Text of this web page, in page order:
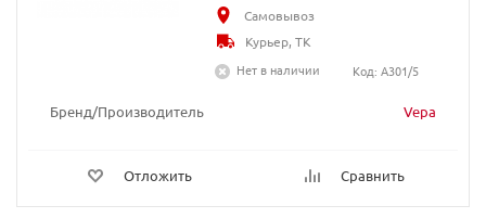
Бренд/Производитель Vepa
Отложить Сравнить
Самовывоз
Курьер, ТК
Нет в наличии
Код: A301/5